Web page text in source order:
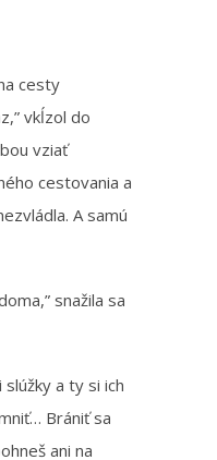
cesty
vkĺzol do
vziať
cestovania a
A samú
snažila sa
a ty si ich
Brániť sa
ani na